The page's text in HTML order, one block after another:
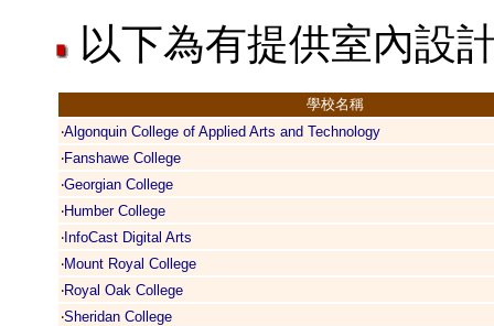
以下為有提供室內設
學校名稱
‧Algonquin College of Applied Arts and Technology
‧Fanshawe College
‧Georgian College
‧Humber College
‧InfoCast Digital Arts
‧Mount Royal College
‧Royal Oak College
‧Sheridan College